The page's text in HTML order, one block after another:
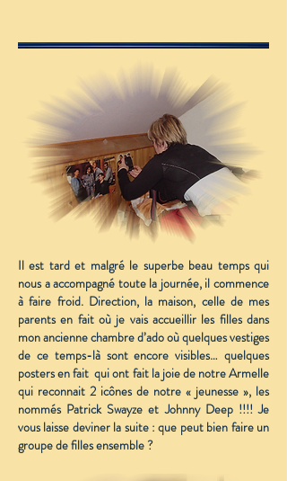
Il est tard et malgré le superbe beau temps qui
nous a accompagné toute la journée, il commence
à faire froid. Direction, la maison, celle de mes
parents en fait où je vais accueillir les filles dans
mon ancienne chambre d’ado où quelques vestiges
de ce temps-là sont encore visibles… quelques
posters en fait qui ont fait la joie de notre Armelle
qui reconnait 2 icônes de notre « jeunesse », les
nommés Patrick Swayze et Johnny Deep !!!! Je
vous laisse deviner la suite : que peut bien faire un
groupe de filles ensemble ?